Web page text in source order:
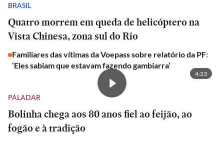
BRASIL
Quatro morrem em queda de helicóptero na
Vista Chinesa, zona sul do Rio
Familiares das vítimas da Voepass sobre relatório da PF:
‘Eles sabiam que estavam fazendo gambiarra’
4:23
PALADAR
Bolinha chega aos 80 anos fiel ao feijão, ao
fogão e à tradição